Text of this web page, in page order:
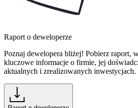
Raport o deweloperze
Poznaj dewelopera bliżej! Pobierz raport,
kluczowe informacje o firmie, jej
aktualnych i zrealizowanych inwestycjach.